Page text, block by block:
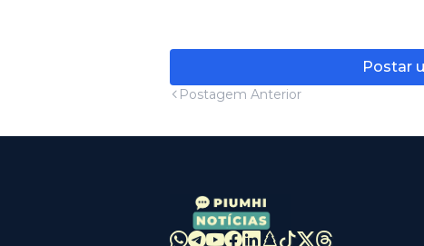
Postar
Postagem Anterior